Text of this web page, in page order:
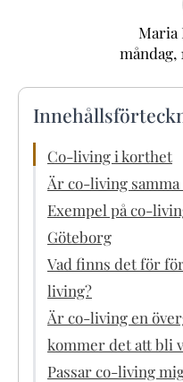
Maria
måndag,
Co-living i korthet
Är co-living
Exempel på co-
Göteborg
Vad finns det för
living?
Är co-living en
kommer det att bli
Passar co-living